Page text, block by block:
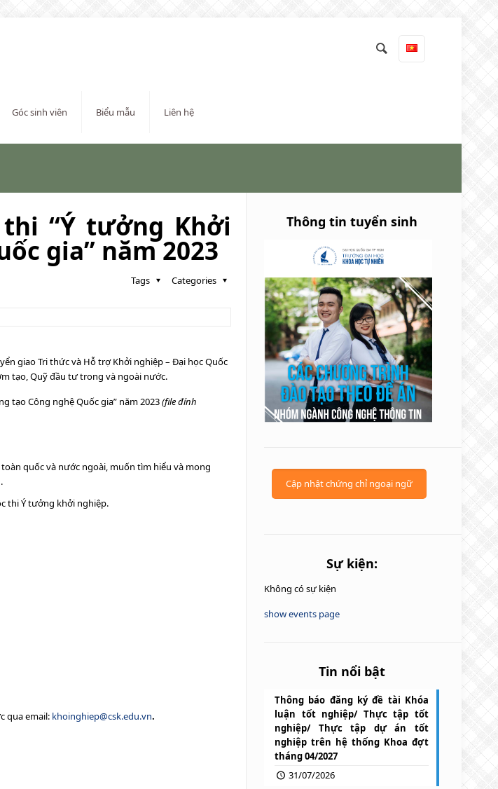
Góc sinh viên Biểu mẫu Liên hệ
thi “Ý tưởng Khởi
gia” năm 2023
Categories
Tags
giao Tri thức và Hỗ trợ Khởi nghiệp – Đại học Quốc
tạo, Quỹ đầu tư trong và ngoài nước.
tạo Công nghệ Quốc gia” năm 2023(file đính
quốc và nước ngoài, muốn tìm hiểu và mong
thi Ý tưởng khởi nghiệp.
qua email: khoinghiep@csk.edu.vn.
Thông tin tuyển sinh
Cập nhật chứng chỉ ngoại ngữ
Sự kiện:
Không có sự kiện
show events page
Tin nổi bật
Thông báo đăng ký đề tài Khóa
luận tốt nghiệp/ Thực tập tốt
nghiệp/ Thực tập dự án tốt
nghiệp trên hệ thống Khoa đợt
tháng 04/2027
31/07/2026